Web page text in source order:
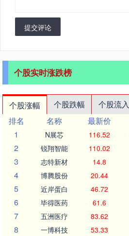
提交评论
个股实时涨跌榜
个股涨幅 个股跌幅 个股流入
排名
名称 最新价
1
N展芯 116.52
2 锐翔智能 110.02
3 志特新材 14.8
4 博腾股份 20.44
5 近岸蛋白 46.72
6 毕得医药 61.6
7 五洲医疗 83.62
8 一博科技 53.33